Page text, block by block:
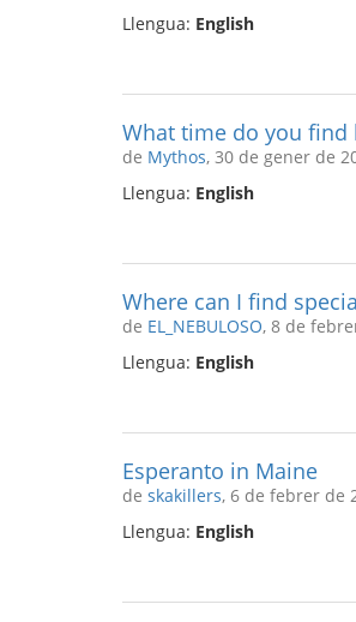
Llengua: English
What time do you find
de Mythos, 30 de gener de
Llengua: English
Where can I find
de EL_NEBULOSO, 8 de
Llengua: English
Esperanto in Maine
de skakillers, 6 de febrer de
Llengua: English